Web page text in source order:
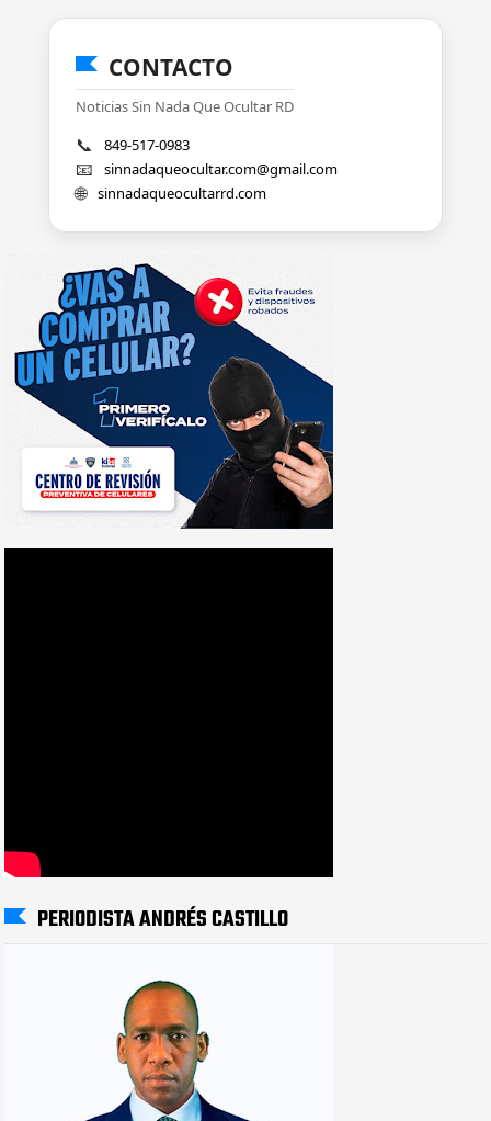
CONTACTO
Noticias Sin Nada Que Ocultar RD
📞 849-517-0983
📧 sinnadaqueocultar.com@gmail.com
🌐 sinnadaqueocultarrd.com
PERIODISTA ANDRÉS CASTILLO